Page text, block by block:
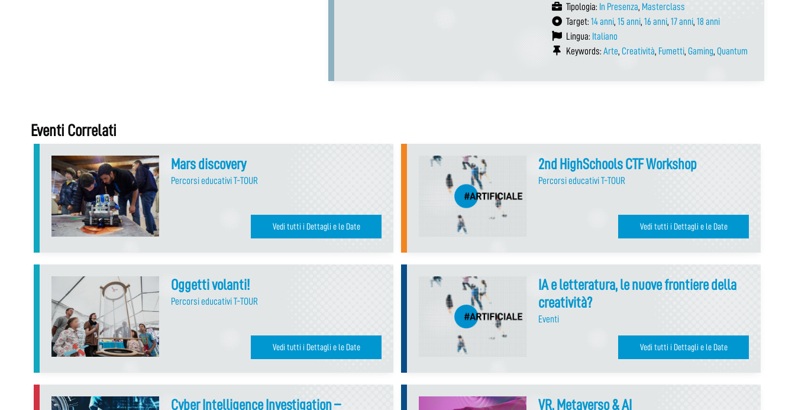
Tipologia: In Presenza, Masterclass
Target: 14 anni, 15 anni, 16 anni, 17 anni, 18 anni
Lingua: Italiano
Keywords: Arte, Creatività, Fumetti, Gaming, Quantum
Eventi Correlati
Mars discovery
Percorsi educativi T-TOUR
Vedi tutti i Dettagli e le Date
2nd HighSchools CTF Workshop
Percorsi educativi T-TOUR
Vedi tutti i Dettagli e le Date
Oggetti volanti!
Percorsi educativi T-TOUR
Vedi tutti i Dettagli e le Date
IA e letteratura, le nuove frontiere della
creatività?
Eventi
Vedi tutti i Dettagli e le Date
Cyber Intelligence Investigation –
VR, Metaverso & AI